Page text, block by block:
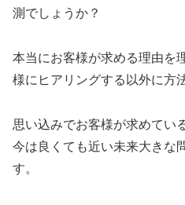
測でしょうか？
本当にお客様が求める理由を
様にヒアリングする以外に方
思い込みでお客様が求めてい
今は良くても近い未来大きな
す。